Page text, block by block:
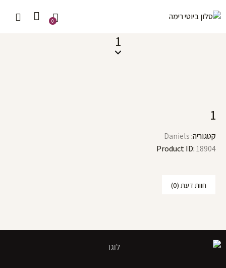
0
1
1
קטגוריה:Daniels
Product ID:18904
חוות דעת (0)